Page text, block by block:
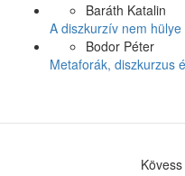
Baráth Katalin
A diszkurzív nem hülye
Bodor Péter
Metaforák, diszkurzus